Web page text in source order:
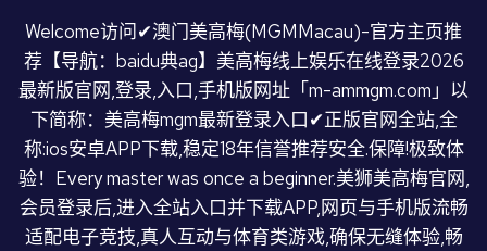
Welcome访问✔澳门美高梅(MGMMacau)-官方主页推
荐【导航：baidu典ag】美高梅线上娱乐在线登录2026
最新版官网,登录,入口,手机版网址「m-ammgm.com」以
下简称：美高梅mgm最新登录入口✔正版官网全站,全
称:ios安卓APP下载,稳定18年信誉推荐安全.保障!极致体
验！Every master was once a beginner.美狮美高梅官网,
会员登录后,进入全站入口并下载APP,网页与手机版流畅
适配电子竞技,真人互动与体育类游戏,确保无缝体验,畅